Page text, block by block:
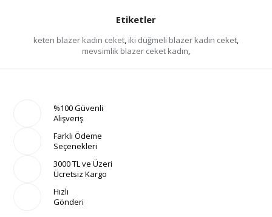
Etiketler
keten blazer kadın ceket, iki düğmeli blazer kadın ceket,
mevsimlik blazer ceket kadın,
%100 Güvenli
Alışveriş
Farklı Ödeme
Seçenekleri
3000 TL ve Üzeri
Ücretsiz Kargo
Hızlı
Gönderi